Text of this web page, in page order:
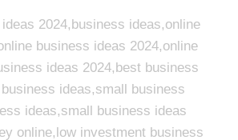
2024,business ideas,online
business ideas 2024,online
ideas 2024,best business
ideas,small business
ideas,small business ideas
online,low investment business